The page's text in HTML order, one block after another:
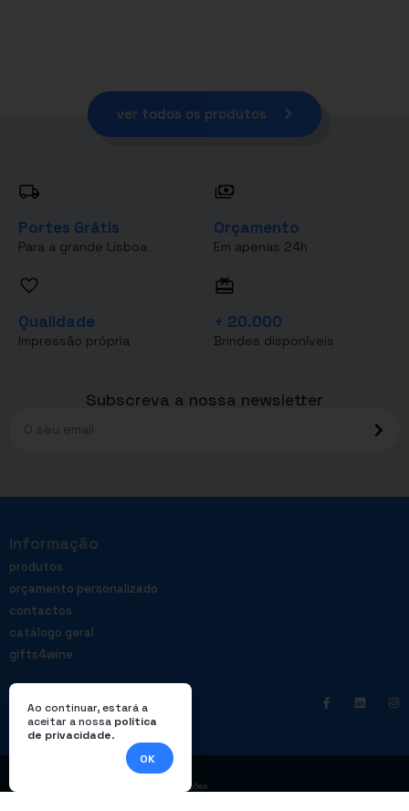
ver todos os produtos
Portes Grátis
Para a grande Lisboa
Orçamento
Em apenas 24h
Qualidade
Impressão própria
+ 20.000
Brindes disponíveis
Subscreva a nossa newsletter
Informação
produtos
orçamento personalizado
contactos
catálogo geral
gifts4wine
Livro de reclamações
Ao continuar, estará a
aceitar a nossa política
de privacidade.
OK